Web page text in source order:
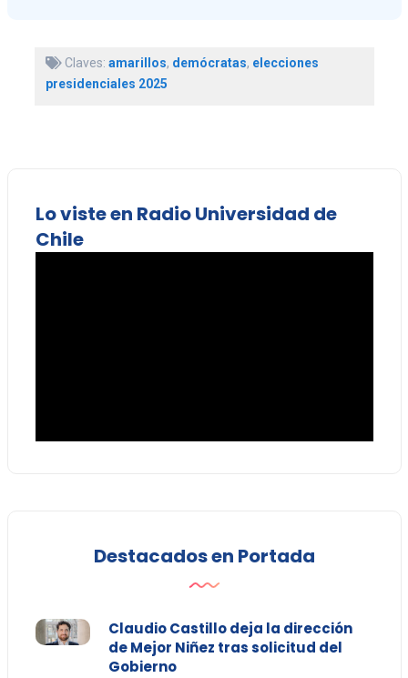
Claves: amarillos, demócratas, elecciones
presidenciales 2025
Lo viste en Radio Universidad de
Chile
Destacados en Portada
Claudio Castillo deja la dirección
de Mejor Niñez tras solicitud del
Gobierno